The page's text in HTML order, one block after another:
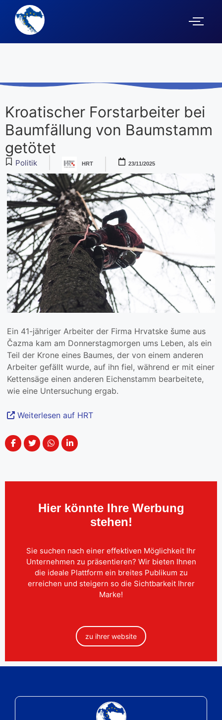
Kroatischer Forstarbeiter bei
Baumfällung von Baumstamm
getötet
Politik HRT 23/11/2025
Ein 41-jähriger Arbeiter der Firma Hrvatske šume aus
Čazma kam am Donnerstagmorgen ums Leben, als ein
Teil der Krone eines Baumes, der von einem anderen
Arbeiter gefällt wurde, auf ihn fiel, während er mit einer
Kettensäge einen anderen Eichenstamm bearbeitete,
wie eine Untersuchung ergab.
Weiterlesen auf HRT
Hier könnte Ihre Werbung
stehen!
Sie suchen nach einer effektiven Möglichkeit Ihr
Unternehmen zu präsentieren? Wir bieten Ihnen
die ideale Plattform ein breites Publikum zu
erreichen und steigern so die Sichtbarkeit Ihrer
Marke!
zu ihrer website